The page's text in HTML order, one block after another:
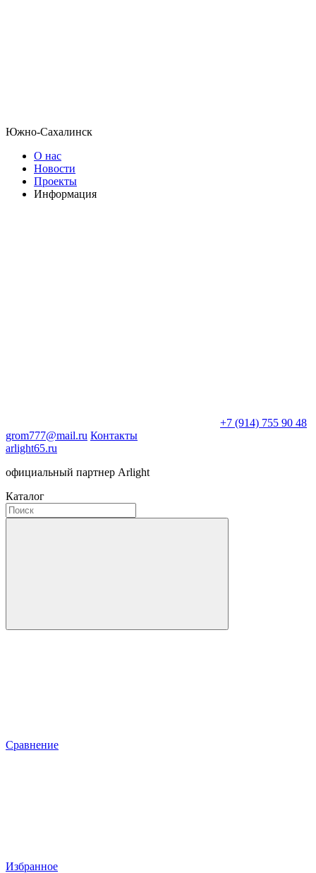
Южно-Сахалинск
О нас
Новости
Проекты
Информация
+7 (914) 755 90 48
grom777@mail.ru Контакты
arlight65.ru
официальный партнер Arlight
Каталог
Сравнение
Избранное